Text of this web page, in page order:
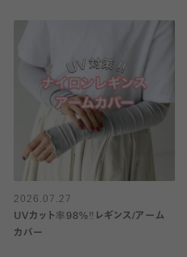
2026.07.27
UVカット率98%‼︎レギンス/アーム
カバー